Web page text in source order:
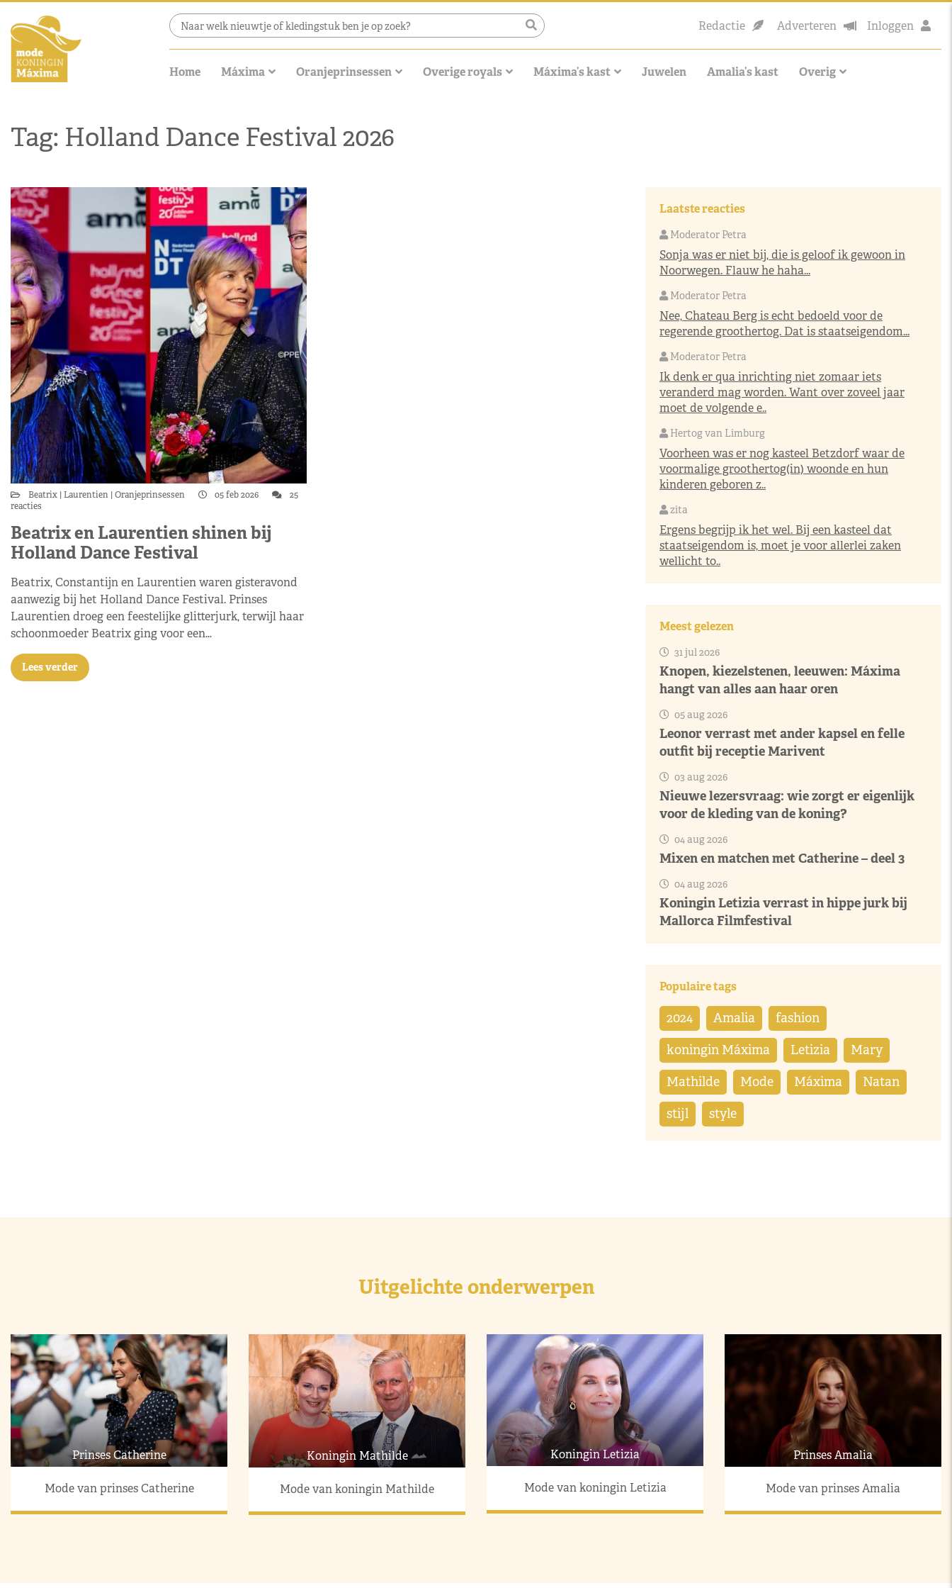
Redactie Adverteren Inloggen
Home Máxima Oranjeprinsessen Overige royals Máxima’s kast Juwelen Amalia’s kast Overig
Tag: Holland Dance Festival 2026
Beatrix Laurentien Oranjeprinsessen 05 feb 2026
25
reacties
Beatrix en Laurentien shinen bij
Holland Dance Festival
Beatrix, Constantijn en Laurentien waren gisteravond
aanwezig bij het Holland Dance Festival. Prinses
Laurentien droeg een feestelijke glitterjurk, terwijl haar
schoonmoeder Beatrix ging voor een…
Lees verder
Laatste reacties
Moderator Petra
Sonja was er niet bij, die is geloof ik gewoon in
Noorwegen. Flauw he haha...
Moderator Petra
Nee, Chateau Berg is echt bedoeld voor de
regerende groothertog. Dat is staatseigendom...
Moderator Petra
Ik denk er qua inrichting niet zomaar iets
veranderd mag worden. Want over zoveel jaar
moet de volgende e..
Hertog van Limburg
Voorheen was er nog kasteel Betzdorf waar de
voormalige groothertog(in) woonde en hun
kinderen geboren z..
zita
Ergens begrijp ik het wel. Bij een kasteel dat
staatseigendom is, moet je voor allerlei zaken
wellicht to..
Meest gelezen
31 jul 2026
Knopen, kiezelstenen, leeuwen: Máxima
hangt van alles aan haar oren
05 aug 2026
Leonor verrast met ander kapsel en felle
outfit bij receptie Marivent
03 aug 2026
Nieuwe lezersvraag: wie zorgt er eigenlijk
voor de kleding van de koning?
04 aug 2026
Mixen en matchen met Catherine – deel 3
04 aug 2026
Koningin Letizia verrast in hippe jurk bij
Mallorca Filmfestival
Populaire tags
2024 Amalia fashion
koningin Máxima Letizia Mary
Mathilde Mode Máxima Natan
stijl style
Uitgelichte onderwerpen
Prinses Catherine
Mode van prinses Catherine
Koningin Mathilde
Mode van koningin Mathilde
Koningin Letizia
Mode van koningin Letizia
Prinses Amalia
Mode van prinses Amalia